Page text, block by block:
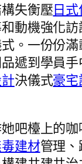
失衡壓日
動機強化
。一份份
遞到學員
決儀式豪
吧檯上的
建材管理